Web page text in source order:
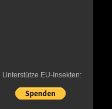
Unterstütze EU-Insekten: